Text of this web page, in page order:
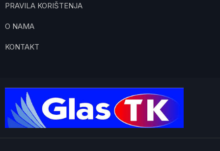
PRAVILA KORIŠTENJA
O NAMA
KONTAKT